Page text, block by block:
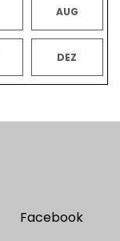
AUG
DEZ
Facebook